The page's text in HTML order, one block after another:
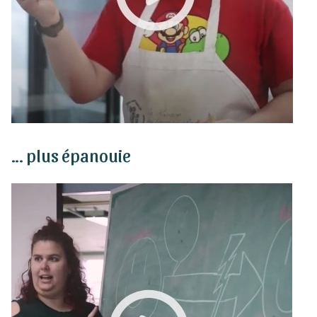
… plus épanouie